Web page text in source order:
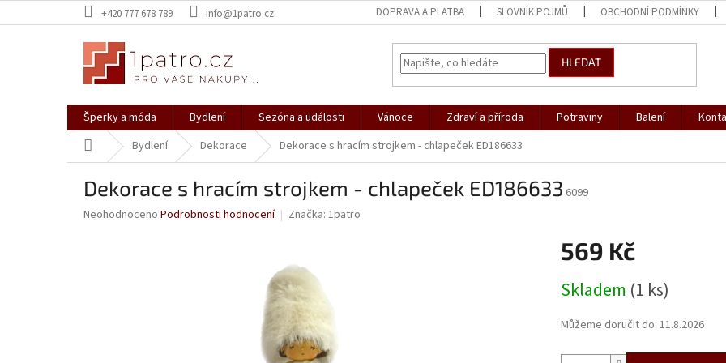
na
+420 777 678 789 info@1patro.cz DOPRAVA A PLATBA SLOVNÍK POJMŮ OBCHODNÍ PODMÍNKY
HLEDAT
Šperky a móda Bydlení Sezóna a události Vánoce Zdraví a příroda Potraviny Balení
Domů Bydlení Dekorace Dekorace s hracím strojkem - chlapeček ED186633
Dekorace s hracím strojkem - chlapeček ED186633 6099
Průměrné
Neohodnoceno Podrobnosti hodnocení Značka: 1patro
569 Kč
cena:
Skladem (1 ks)
Můžeme doručit do: 11.8.2026